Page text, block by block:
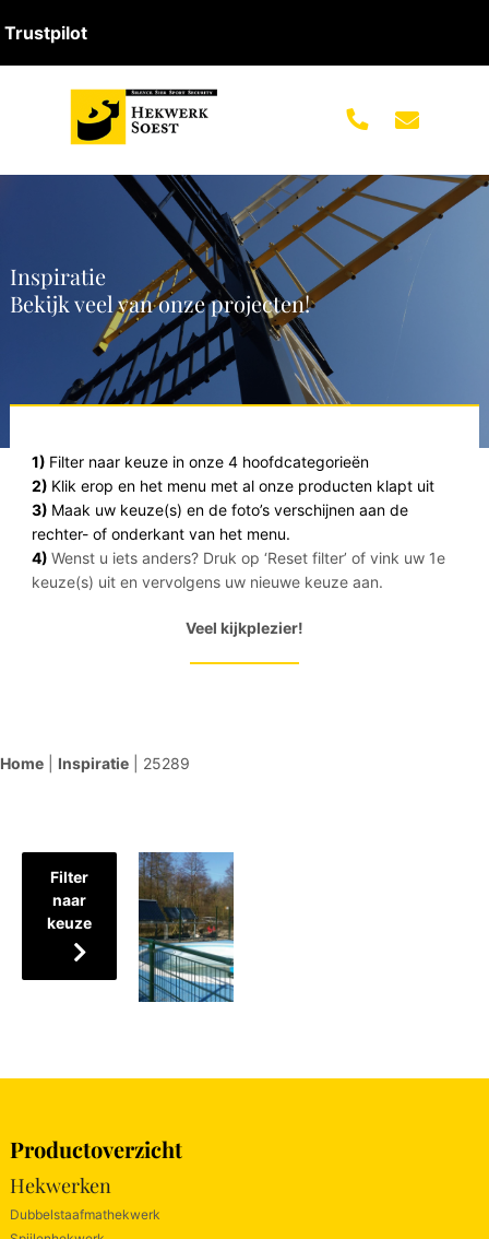
Trustpilot
Inspiratie
Bekijk veel van onze projecten!
1) Filter naar keuze in onze 4 hoofdcategorieën
2) Klik erop en het menu met al onze producten klapt uit
3) Maak uw keuze(s) en de foto’s verschijnen aan de
rechter- of onderkant van het menu.
4) Wenst u iets anders? Druk op ‘Reset filter’ of vink uw 1e
keuze(s) uit en vervolgens uw nieuwe keuze aan.
Veel kijkplezier!
Home Inspiratie 25289
Filter
naar
keuze
Productoverzicht
Hekwerken
Dubbelstaafmathekwerk